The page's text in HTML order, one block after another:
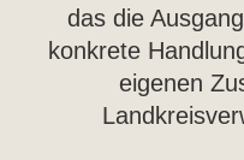
das die
konkrete
eigenen